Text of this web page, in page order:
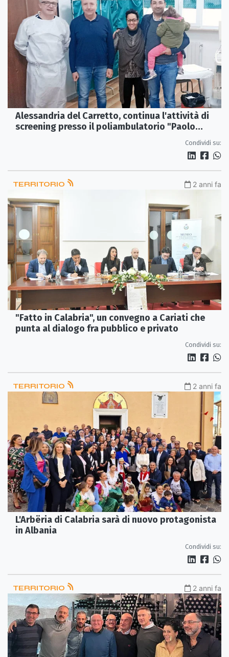
Alessandria del Carretto, continua l'attività di
screening presso il poliambulatorio "Paolo
Condividi su:
TERRITORIO 2 anni fa
"Fatto in Calabria", un convegno a Cariati che
punta al dialogo fra pubblico e privato
Condividi su:
TERRITORIO 2 anni fa
L'Arbëria di Calabria sarà di nuovo protagonista
in Albania
Condividi su:
TERRITORIO 2 anni fa